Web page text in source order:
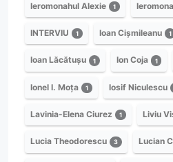
Ieromonahul Alexie 1
INTERVIU 1 Ioan Cișmileanu 1
Ioan Lăcătușu 1 Ion Coja 1
Ionel I. Moța 1 Iosif Niculescu
Lavinia-Elena Ciurez 1 Liviu
Lucia Theodorescu 3 Lucian